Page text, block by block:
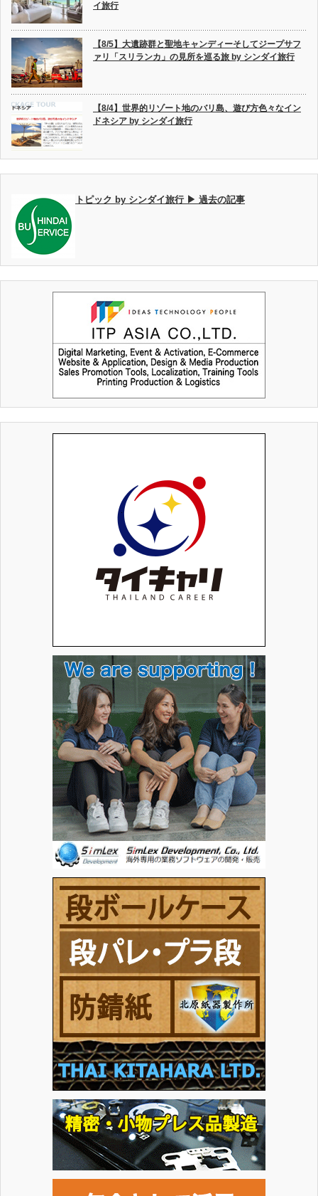
イ旅行
【8/5】大遺跡群と聖地キャンディーそしてジープサフ
ァリ「スリランカ」の見所を巡る旅 by シンダイ旅行
【8/4】世界的リゾート地のバリ島、遊び方色々なイン
ドネシア by シンダイ旅行
トピック by シンダイ旅行 ▶ 過去の記事